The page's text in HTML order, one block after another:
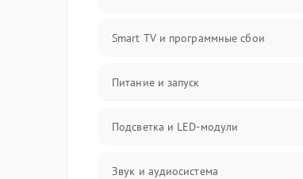
Smart TV и программные сбои
Питание и запуск
Подсветка и LED-модули
Звук и аудиосистема